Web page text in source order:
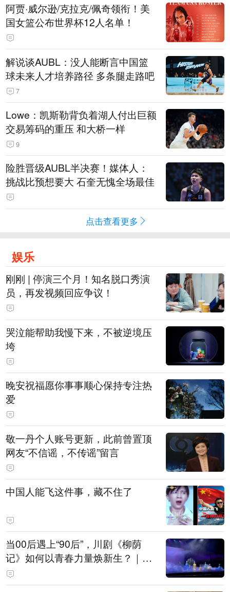
阿贾·威尔逊/克拉克/佩奇领衔！美
国女篮公布世界杯12人名单！
解说谈AUBL：没人能断言中国篮
球未来人才培养路径 多条腿走路吧
7
Lowe：凯斯勒背负着湖人付出巨额
交易筹码的重压 和大桥一样
9
险胜晋级AUBL半决赛！媒体人：
挑战比预想要大 石奎无愧全场最佳
点击查看更多
娱乐
刚刚 | 停演三个月！知名脱口秀演
员，再发视频回应争议！
哭泣能帮助我慢下来，不被逆境压
垮
晚安祝福愿你事事顺心保持专注热
爱
敬一丹个人账号更新，此前曾置顶
网友“不信谣，不传谣”留言
中国人能飞这件事，藏不住了
当00后遇上“90后”，川剧《柳荫
记》如何以青春力量焕新生？｜文
化观察